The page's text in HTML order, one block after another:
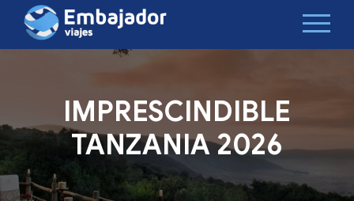
IMPRESCINDIBLE
TANZANIA 2026